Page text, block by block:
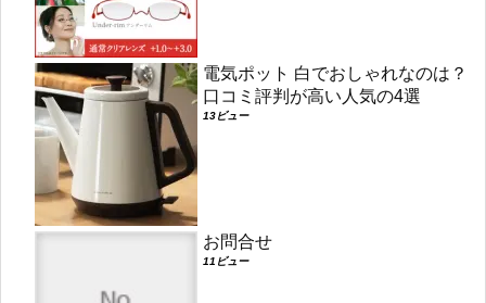
電気ポット 白でおしゃれなのは？
口コミ評判が高い人気の4選
13ビュー
お問合せ
11ビュー